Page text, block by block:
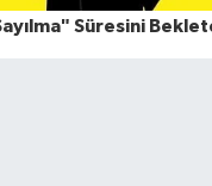
Süresini